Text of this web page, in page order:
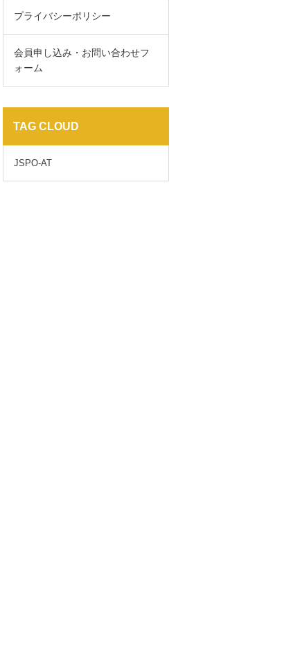
プライバシーポリシー
会員申し込み・お問い合わせフ
ォーム
TAG CLOUD
JSPO-AT